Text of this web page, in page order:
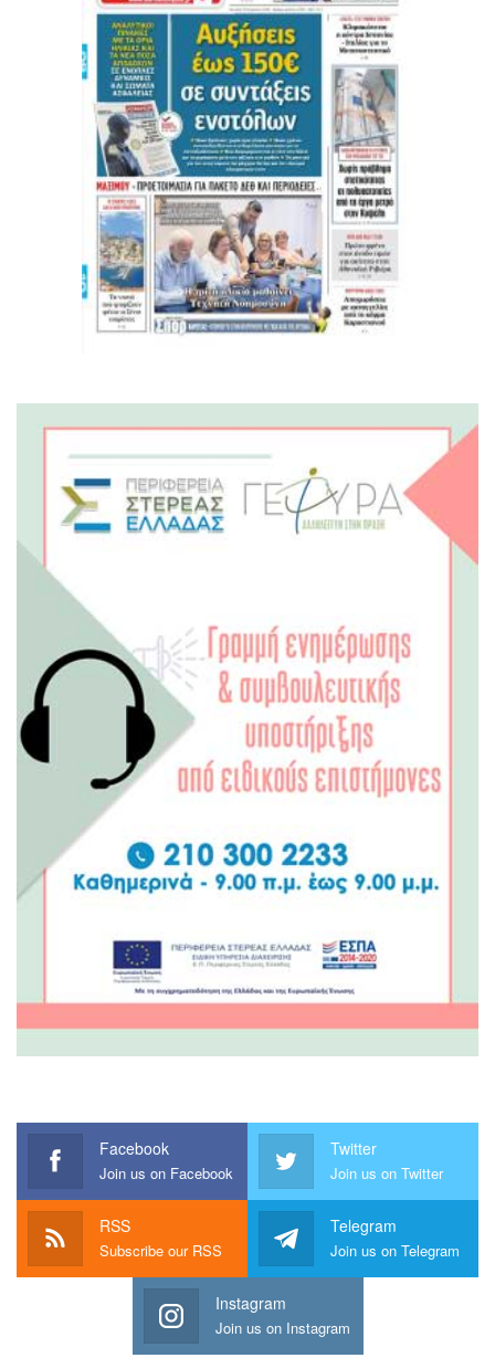
Facebook
Join us on Facebook
Twitter
Join us on Twitter
RSS
Subscribe our RSS
Telegram
Join us on Telegram
Instagram
Join us on Instagram